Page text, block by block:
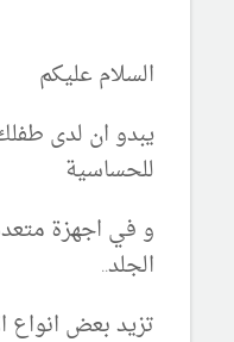
السلام عليكم
يبدو ان لدى
للحساسية
و في اجهزة
الجلد..
تزيد بعض انواع